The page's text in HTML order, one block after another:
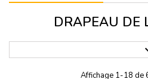
DRAPEAU DE
Affichage 1-18 de